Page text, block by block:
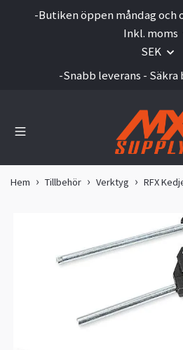
-Butiken öppen måndag och
Inkl. moms
SEK
-Snabb leverans -
Hem Tillbehör Verktyg RFX